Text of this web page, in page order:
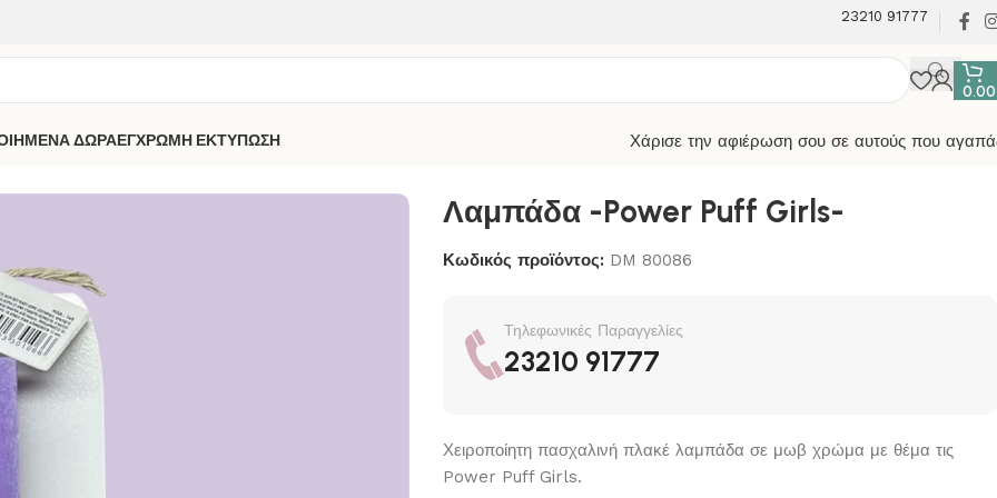
23210 91777
ΔΩΡΑΕΓΧΡΩΜΗ ΕΚΤΥΠΩΣΗ
Χάρισε την αφιέρωση σου σε αυτούς που
Λαμπάδα -Power Puff Girls-
Κωδικός προϊόντος: DM 80086
Τηλεφωνικές Παραγγελίες
23210 91777
Χειροποίητη πασχαλινή πλακέ λαμπάδα σε μωβ χρώμα με θέμα τις
Power Puff Girls.